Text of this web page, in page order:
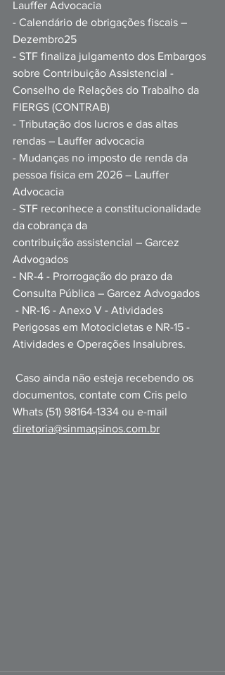
Lauffer Advocacia
- Calendário de obrigações fiscais –
Dezembro25
- STF finaliza julgamento dos Embargos
sobre Contribuição Assistencial -
Conselho de Relações do Trabalho da
FIERGS (CONTRAB)
- Tributação dos lucros e das altas
rendas – Lauffer advocacia
- Mudanças no imposto de renda da
pessoa física em 2026 – Lauffer
Advocacia
- STF reconhece a constitucionalidade
da cobrança da
contribuição assistencial – Garcez
Advogados
- NR-4 - Prorrogação do prazo da
Consulta Pública – Garcez Advogados
- NR-16 - Anexo V - Atividades
Perigosas em Motocicletas e NR-15 -
Atividades e Operações Insalubres.
Caso ainda não esteja recebendo os
documentos, contate com Cris pelo
Whats (51) 98164-1334 ou e-mail
diretoria@sinmaqsinos.com.br